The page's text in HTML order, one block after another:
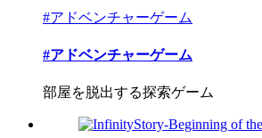
#アドベンチャーゲーム
#アドベンチャーゲーム
部屋を脱出する探索ゲーム